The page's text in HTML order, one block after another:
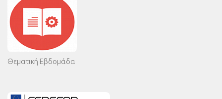
Θεματική Εβδομάδα